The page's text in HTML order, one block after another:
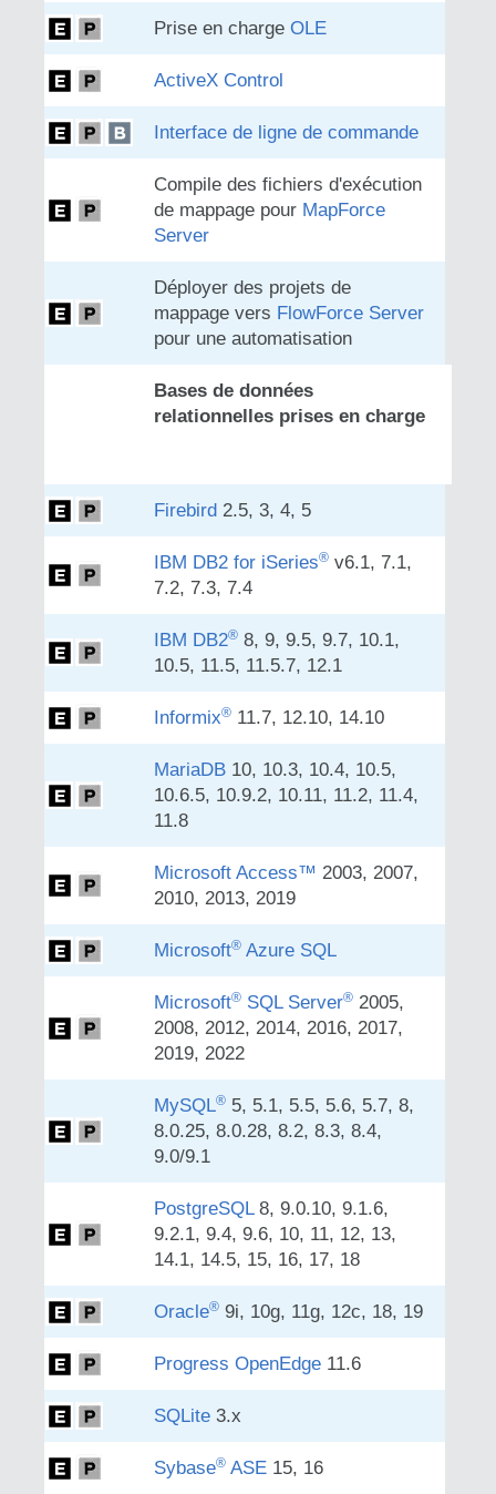
Prise en charge OLE
ActiveX Control
Interface de ligne de commande
Compile des fichiers d'exécution
de mappage pour MapForce
Server
Déployer des projets de
mappage vers FlowForce Server
pour une automatisation
Bases de données
relationnelles prises en charge
Firebird 2.5, 3, 4, 5
IBM DB2 for iSeries® v6.1, 7.1,
7.2, 7.3, 7.4
IBM DB2® 8, 9, 9.5, 9.7, 10.1,
10.5, 11.5, 11.5.7, 12.1
Informix® 11.7, 12.10, 14.10
MariaDB 10, 10.3, 10.4, 10.5,
10.6.5, 10.9.2, 10.11, 11.2, 11.4,
11.8
Microsoft Access™ 2003, 2007,
2010, 2013, 2019
Microsoft® Azure SQL
Microsoft® SQL Server® 2005,
2008, 2012, 2014, 2016, 2017,
2019, 2022
MySQL® 5, 5.1, 5.5, 5.6, 5.7, 8,
8.0.25, 8.0.28, 8.2, 8.3, 8.4,
9.0/9.1
PostgreSQL8, 9.0.10, 9.1.6,
9.2.1, 9.4, 9.6, 10, 11, 12, 13,
14.1, 14.5, 15, 16, 17, 18
Oracle® 9i, 10g, 11g, 12c, 18, 19
Progress OpenEdge 11.6
SQLite 3.x
Sybase® ASE 15, 16